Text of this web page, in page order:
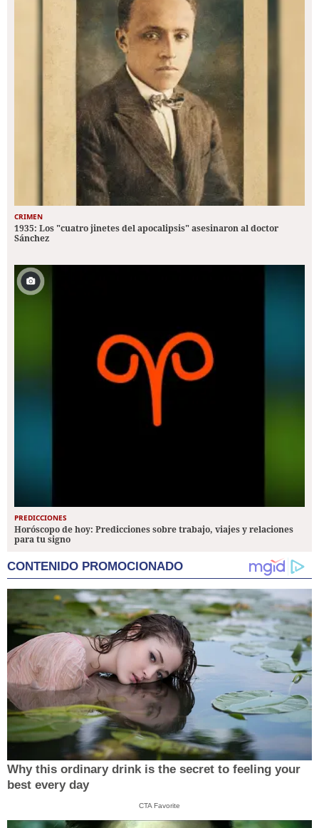
CRIMEN
1935: Los "cuatro jinetes del apocalipsis" asesinaron al doctor
Sánchez
PREDICCIONES
Horóscopo de hoy: Predicciones sobre trabajo, viajes y relaciones
para tu signo
CONTENIDO PROMOCIONADO
Why this ordinary drink is the secret to feeling your
best every day
CTA Favorite